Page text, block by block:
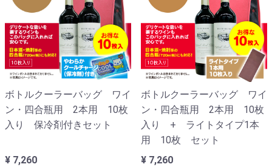
ボトルクーラーバッグ ワイ
ン・四合瓶用 2本用 10枚
入り 保冷剤付きセット
¥ 7,260
ボトルクーラーバッグ ワイ
ン・四合瓶用 2本用 10枚
入り + ライトタイプ1本
用 10枚 セット
¥ 7,260